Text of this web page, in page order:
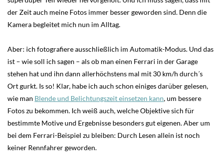
der Zeit auch meine Fotos immer besser geworden sind. Denn die
Kamera begleitet mich nun im Alltag.
Aber: ich fotografiere ausschließlich im Automatik-Modus. Und das
ist – wie soll ich sagen – als ob man einen Ferrari in der Garage
stehen hat und ihn dann allerhöchstens mal mit 30 km/h durch´s
Ort gurkt. Is so! Klar, habe ich auch schon einiges darüber gelesen,
wie man Blende und Belichtungszeit einsetzen kann, um bessere
Fotos zu bekommen. Ich weiß auch, welche Objektive sich für
bestimmte Motive und Ergebnisse besonders gut eigenen. Aber um
bei dem Ferrari-Beispiel zu bleiben: Durch Lesen allein ist noch
keiner Rennfahrer geworden.